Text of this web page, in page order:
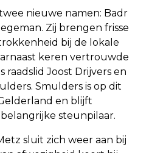
nieuwe namen: Badr
Zij brengen frisse
bij de lokale
keren vertrouwde
Joost Drijvers en
Smulders is op dit
en blijft
steunpilaar.
sluit zich weer aan bij